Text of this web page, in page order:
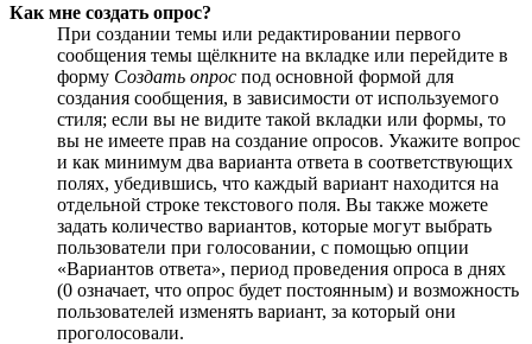
Как мне создать опрос?
При создании темы или редактировании первого
сообщения темы щёлкните на вкладке или перейдите в
форму Создать опрос под основной формой для
создания сообщения, в зависимости от используемого
стиля; если вы не видите такой вкладки или формы, то
вы не имеете прав на создание опросов. Укажите вопрос
и как минимум два варианта ответа в соответствующих
полях, убедившись, что каждый вариант находится на
отдельной строке текстового поля. Вы также можете
задать количество вариантов, которые могут выбрать
пользователи при голосовании, с помощью опции
«Вариантов ответа», период проведения опроса в днях
(0 означает, что опрос будет постоянным) и возможность
пользователей изменять вариант, за который они
проголосовали.